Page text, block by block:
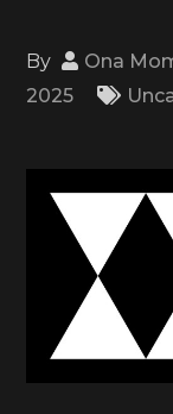
By Ona
2025